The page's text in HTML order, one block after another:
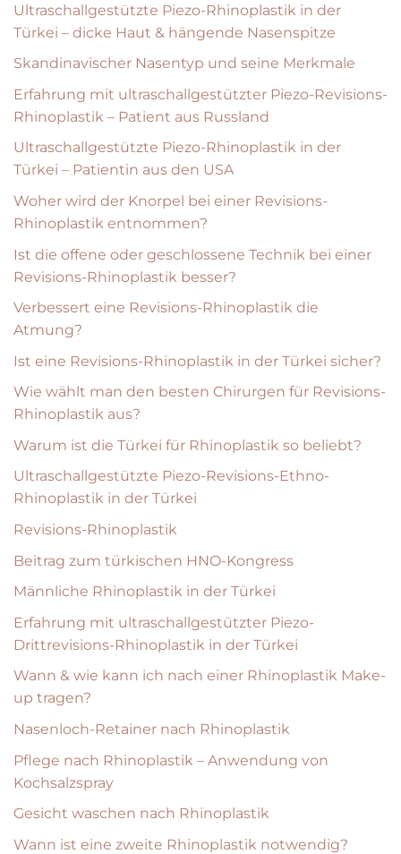
Ultraschallgestützte Piezo-Rhinoplastik in der
Türkei – dicke Haut & hängende Nasenspitze
Skandinavischer Nasentyp und seine Merkmale
Erfahrung mit ultraschallgestützter Piezo-Revisions-
Rhinoplastik – Patient aus Russland
Ultraschallgestützte Piezo-Rhinoplastik in der
Türkei – Patientin aus den USA
Woher wird der Knorpel bei einer Revisions-
Rhinoplastik entnommen?
Ist die offene oder geschlossene Technik bei einer
Revisions-Rhinoplastik besser?
Verbessert eine Revisions-Rhinoplastik die
Atmung?
Ist eine Revisions-Rhinoplastik in der Türkei sicher?
Wie wählt man den besten Chirurgen für Revisions-
Rhinoplastik aus?
Warum ist die Türkei für Rhinoplastik so beliebt?
Ultraschallgestützte Piezo-Revisions-Ethno-
Rhinoplastik in der Türkei
Revisions-Rhinoplastik
Beitrag zum türkischen HNO-Kongress
Männliche Rhinoplastik in der Türkei
Erfahrung mit ultraschallgestützter Piezo-
Drittrevisions-Rhinoplastik in der Türkei
Wann & wie kann ich nach einer Rhinoplastik Make-
up tragen?
Nasenloch-Retainer nach Rhinoplastik
Pflege nach Rhinoplastik – Anwendung von
Kochsalzspray
Gesicht waschen nach Rhinoplastik
Wann ist eine zweite Rhinoplastik notwendig?